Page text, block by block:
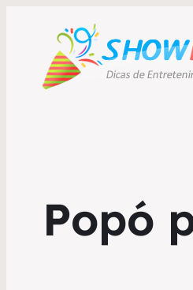
Popó